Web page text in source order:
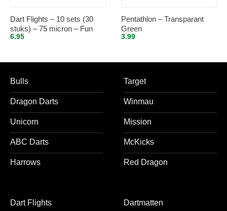
Dart Flights – 10 sets (30
stuks) – 75 micron – Fun
Flights 1320
6.95
Pentathlon – Transparant
Green
3.99
Bulls
Dragon Darts
Unicorn
ABC Darts
Harrows
Target
Winmau
Mission
McKicks
Red Dragon
Dart Flights Dartmatten